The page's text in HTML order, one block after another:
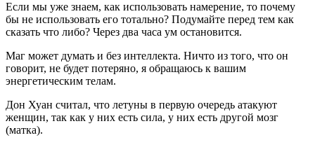
Если мы уже знаем, как использовать намерение, то почему
бы не использовать его тотально? Подумайте перед тем как
сказать что либо? Через два часа ум остановится.
Маг может думать и без интеллекта. Ничто из того, что он
говорит, не будет потеряно, я обращаюсь к вашим
энергетическим телам.
Дон Хуан считал, что летуны в первую очередь атакуют
женщин, так как у них есть сила, у них есть другой мозг
(матка).